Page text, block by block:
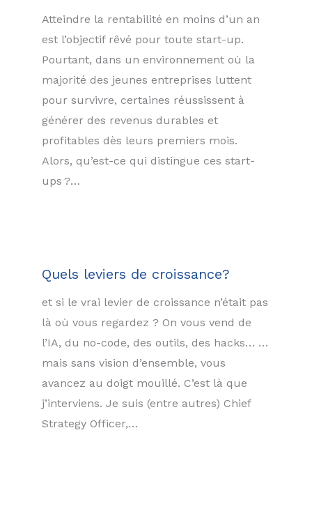
Atteindre la rentabilité en moins d’un an
est l’objectif rêvé pour toute start-up.
Pourtant, dans un environnement où la
majorité des jeunes entreprises luttent
pour survivre, certaines réussissent à
générer des revenus durables et
profitables dès leurs premiers mois.
Alors, qu’est-ce qui distingue ces start-
ups ?…
Quels leviers de croissance?
et si le vrai levier de croissance n’était pas
là où vous regardez ? On vous vend de
l’IA, du no-code, des outils, des hacks… …
mais sans vision d’ensemble, vous
avancez au doigt mouillé. C’est là que
j’interviens. Je suis (entre autres) Chief
Strategy Officer,…